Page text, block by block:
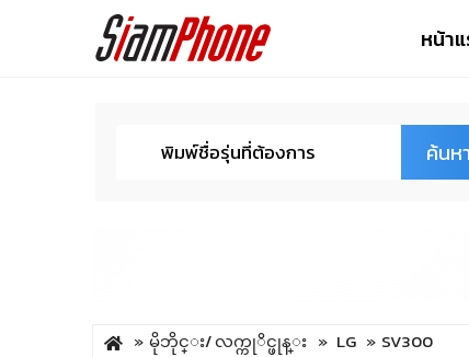
หน้า
ค้นหา
မိုဘိုင္း/ လက္ကုိင္ဖုန္း LG SV300